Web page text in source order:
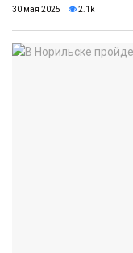
30 мая 2025 2.1k